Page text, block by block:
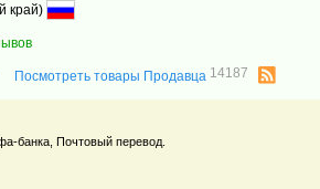
край)
Посмотреть товары Продавца 14187
банка, Почтовый перевод.